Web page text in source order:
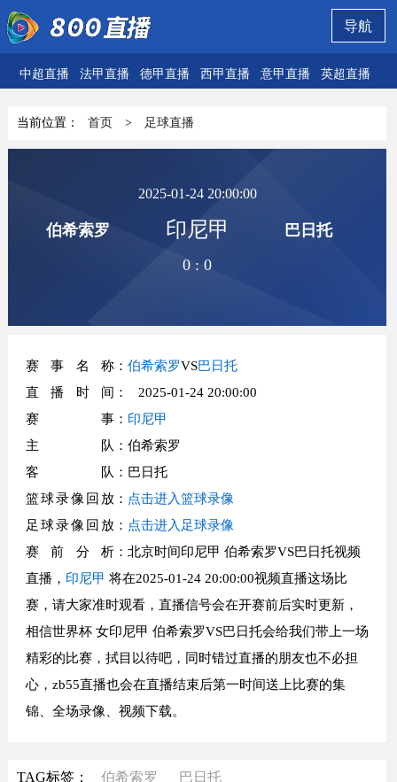
导航
中超直播 法甲直播 德甲直播 西甲直播 意甲直播 英超直播
当前位置： 首页 > 足球直播
伯希索罗
2025-01-24 20:00:00
印尼甲
0 :0
巴日托
赛事名称： 伯希索罗VS巴日托
直播时间 ： 2025-01-24 20:00:00
赛事： 印尼甲
主队 ：伯希索罗
客队 ：巴日托
篮球录像回放： 点击进入篮球录像
足球录像回放： 点击进入足球录像
赛前分析：北京时间印尼甲 伯希索罗VS巴日托视频
直播， 印尼甲 将在2025-01-24 20:00:00视频直播这场比
赛，请大家准时观看，直播信号会在开赛前后实时更新，
相信世界杯 女印尼甲 伯希索罗VS巴日托会给我们带上一场
精彩的比赛，拭目以待吧，同时错过直播的朋友也不必担
心，zb55直播也会在直播结束后第一时间送上比赛的集
锦、全场录像、视频下载。
TAG标签： 伯希索罗 巴日托